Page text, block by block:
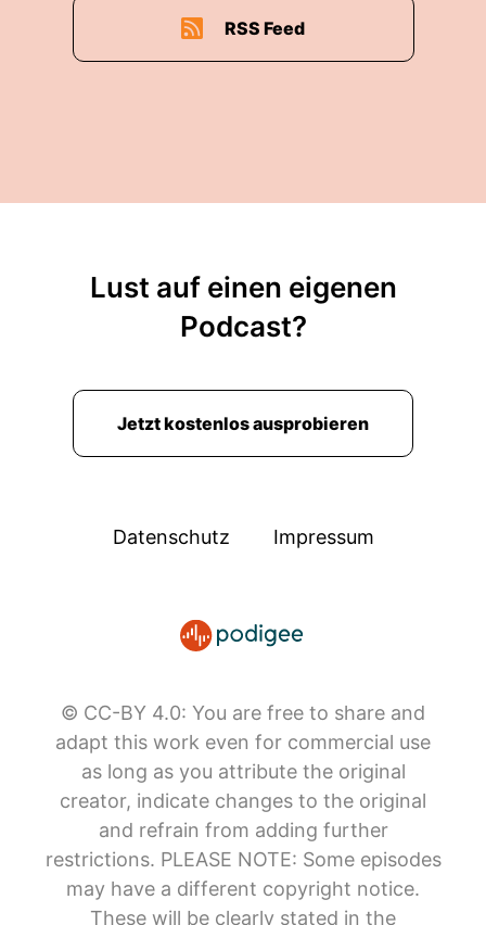
RSS Feed
Lust auf einen eigenen
Podcast?
Jetzt kostenlos ausprobieren
Datenschutz Impressum
© CC-BY 4.0: You are free to share and
adapt this work even for commercial use
as long as you attribute the original
creator, indicate changes to the original
and refrain from adding further
restrictions. PLEASE NOTE: Some episodes
may have a different copyright notice.
These will be clearly stated in the